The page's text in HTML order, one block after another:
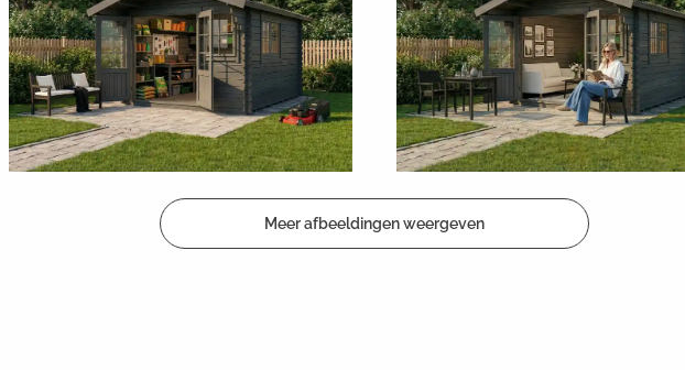
Meer afbeeldingen weergeven